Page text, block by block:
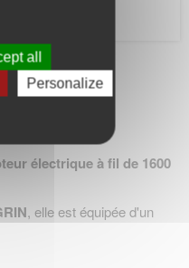
électrique à fil de 1600
, elle est équipée d'un
all
Personalize